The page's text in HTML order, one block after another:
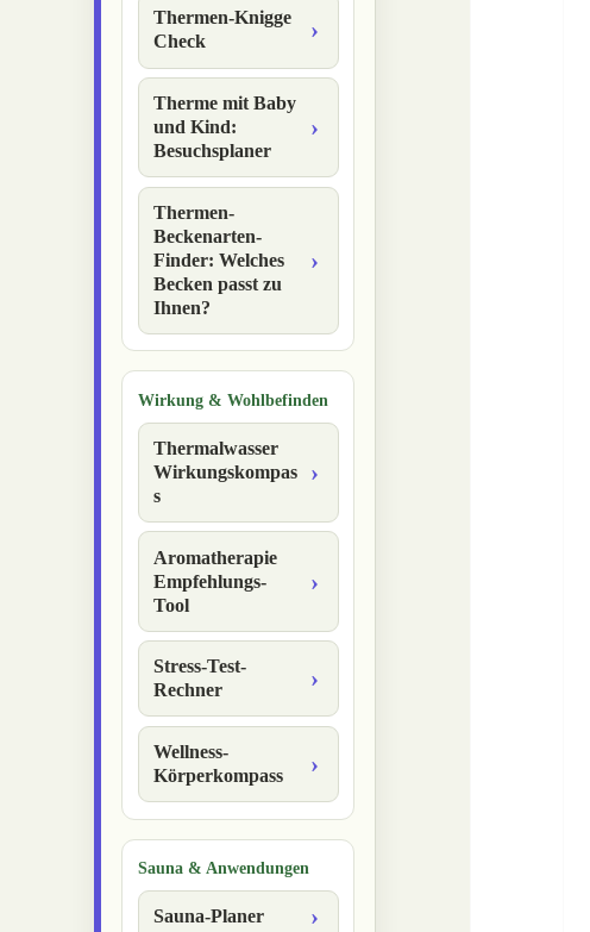
Thermen-Knigge
Check
Therme mit Baby
und Kind:
Besuchsplaner
Thermen-
Beckenarten-
Finder: Welches
Becken passt zu
Ihnen?
Wirkung & Wohlbefinden
Thermalwasser
Wirkungskompas
s
Aromatherapie
Empfehlungs-
Tool
Stress-Test-
Rechner
Wellness-
Körperkompass
Sauna & Anwendungen
Sauna-Planer